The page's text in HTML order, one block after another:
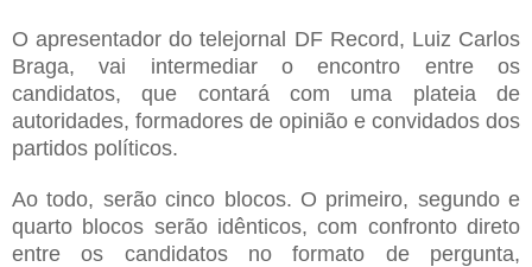
O apresentador do telejornal DF Record, Luiz Carlos
Braga, vai intermediar o encontro entre os
candidatos, que contará com uma plateia de
autoridades, formadores de opinião e convidados dos
partidos políticos.
Ao todo, serão cinco blocos. O primeiro, segundo e
quarto blocos serão idênticos, com confronto direto
entre os candidatos no formato de pergunta,